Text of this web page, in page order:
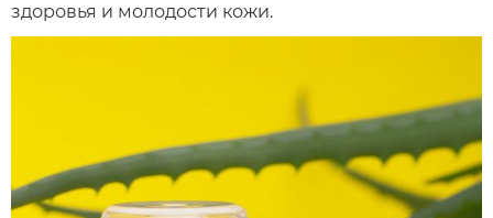
здоровья и молодости кожи.